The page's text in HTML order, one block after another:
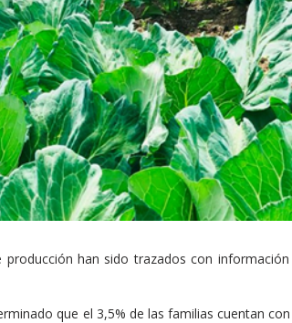
han sido trazados con
que el 3,5% de las familias cuentan